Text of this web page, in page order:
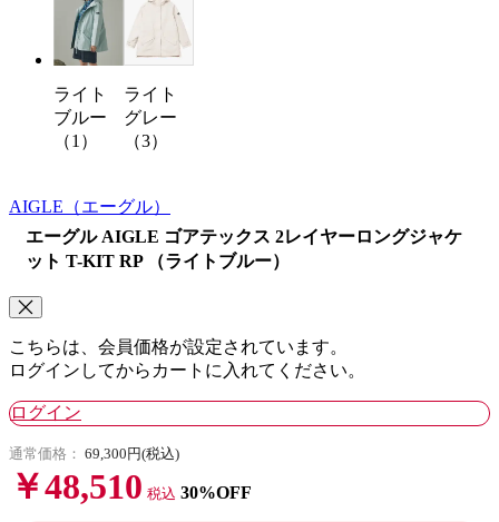
ライト
ブルー
（1）
ライト
グレー
（3）
AIGLE （エーグル）
エーグル AIGLE ゴアテックス 2レイヤーロングジャケ
ット T-KIT RP （ライトブルー）
こちらは、会員価格が設定されています。
ログインしてからカートに入れてください。
ログイン
通常価格： 69,300円(税込)
￥48,510 税込 30%OFF